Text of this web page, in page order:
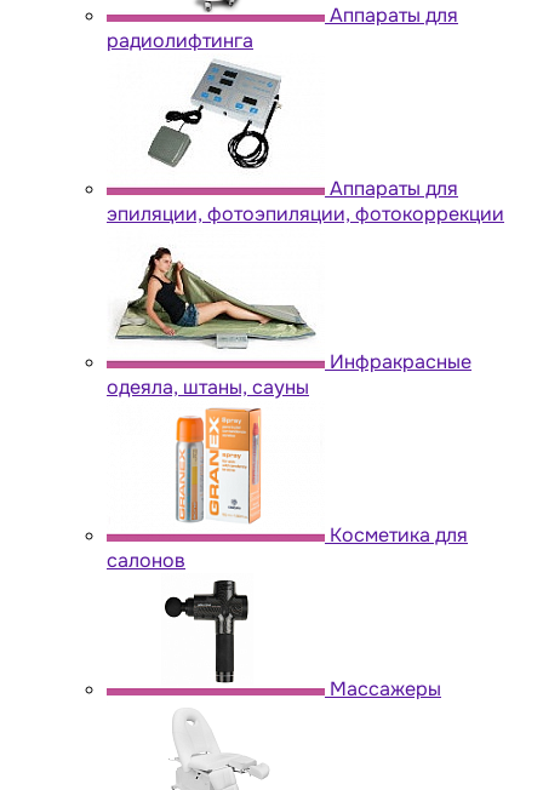
Аппараты для
радиолифтинга
Аппараты для
эпиляции, фотоэпиляции, фотокоррекции
Инфракрасные
одеяла, штаны, сауны
Косметика для
салонов
Массажеры